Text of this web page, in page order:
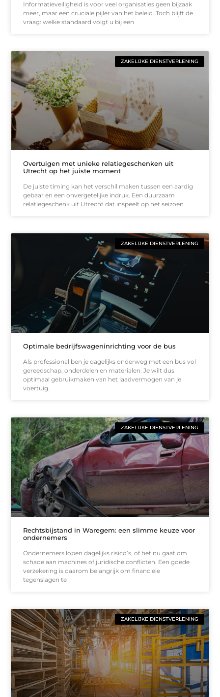
Informatieveiligheid is voor veel organisaties geen bijzaak
meer, maar een cruciale pijler van het beleid. Toch blijft de
vraag: welke standaard volgt u bij een
ZAKELIJKE DIENSTVERLENING
Overtuigen met unieke relatiegeschenken uit
Utrecht op het juiste moment
De juiste timing kan het verschil maken tussen een aardig
gebaar en een onvergetelijke indruk. Een duurzaam
relatiegeschenk uit Utrecht dat inspeelt op het seizoen
ZAKELIJKE DIENSTVERLENING
Optimale bedrijfswageninrichting voor de bus
Als professional ben je dagelijks onderweg met een bus vol
gereedschap, onderdelen en materialen. Je wilt dus
optimaal gebruikmaken van het laadvermogen van je
voertuig.
ZAKELIJKE DIENSTVERLENING
Rechtsbijstand in Waregem: een slimme keuze voor
ondernemers
Ondernemers lopen dagelijks risico’s, of het nu gaat om
schade aan machines of juridische conflicten. Een goede
verzekering is daarom belangrijk om financiële
tegenslagen te
ZAKELIJKE DIENSTVERLENING